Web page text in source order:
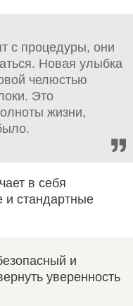
с процедуры, они
Новая улыбка
челюстью
Это
жизни,
в себя
и стандартные
и
уверенность